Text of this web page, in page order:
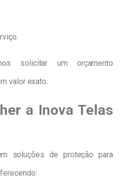
solicitar um orçamento
valor exato.
a Inova Telas
soluções de proteção para